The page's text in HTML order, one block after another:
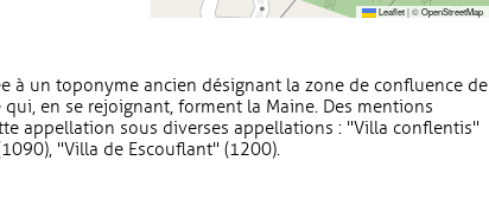
Leaflet|©OpenStreetMap
à un toponyme ancien désignant la zone de confluence de
qui, en se rejoignant, forment la Maine. Des mentions
appellation sous diverses appellations : "Villa conflentis"
"Villa de Escouflant" (1200).